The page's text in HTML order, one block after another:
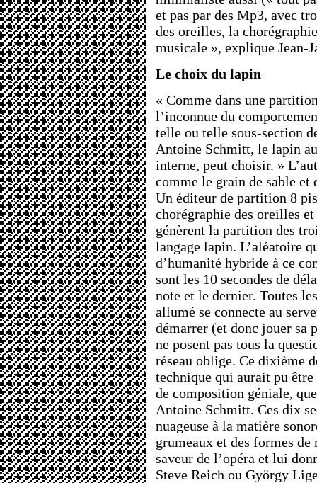
et pas par des Mp3, avec
des oreilles, la
musicale », explique Jean-
Le choix du lapin
« Comme dans une
l’inconnue du
telle ou telle sous-section
Antoine Schmitt, le lapin
interne, peut choisir. »
comme le grain de sable et
Un éditeur de partition 8
chorégraphie des oreilles
génèrent la partition des
langage lapin. L’aléatoire
d’humanité hybride à ce
sont les 10 secondes de
note et le dernier. Toutes
allumé se connecte au
démarrer (et donc jouer sa
ne posent pas tous la
réseau oblige. Ce dixième
technique qui aurait pu
de composition géniale,
Antoine Schmitt. Ces dix
nuageuse à la matière
grumeaux et des formes
saveur de l’opéra et lui
Steve Reich ou György